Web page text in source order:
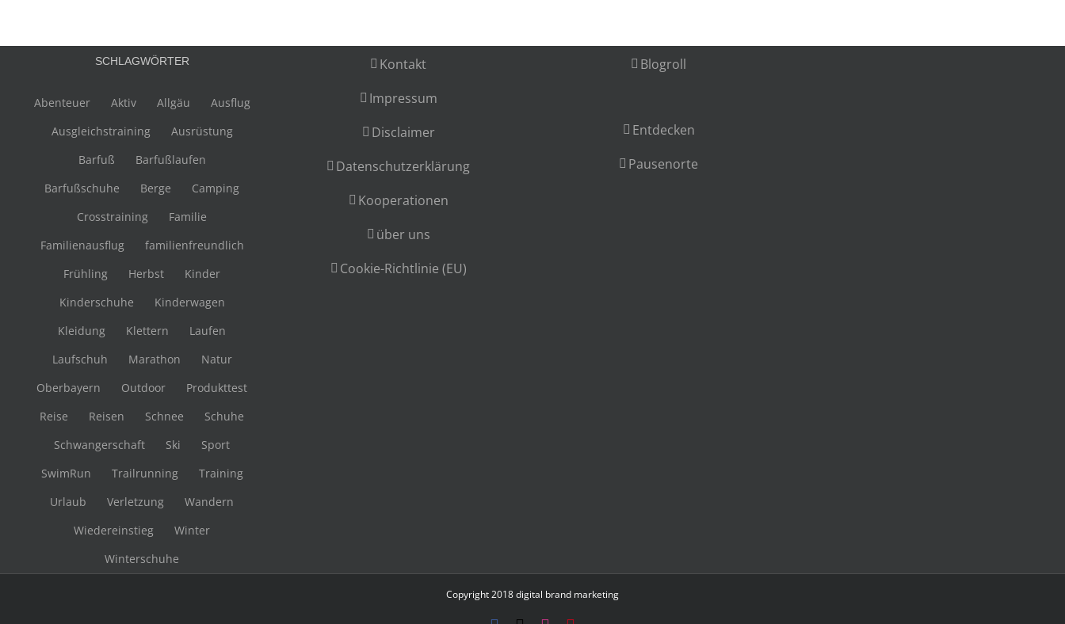
SCHLAGWÖRTER
Abenteuer Aktiv Allgäu
Ausflug
Ausgleichstraining
Ausrüstung
Barfuß
Barfußlaufen
Barfußschuhe
Berge
Camping
Crosstraining
Familie
Familienausflug
familienfreundlich
Frühling
Herbst
Kinder
Kinderschuhe
Kinderwagen
Kleidung
Klettern
Laufen
Laufschuh
Marathon
Natur
Oberbayern
Outdoor
Produkttest
Reise
Reisen Schnee
Schuhe
Schwangerschaft
Ski
Sport
SwimRun
Trailrunning
Training
Urlaub
Verletzung
Wandern
Wiedereinstieg
Winter
Winterschuhe
Kontakt
Impressum
Disclaimer
Datenschutzerklärung
Kooperationen
über uns
Cookie-Richtlinie (EU)
Blogroll
Entdecken
Pausenorte
Copyright 2018digital brand marketing